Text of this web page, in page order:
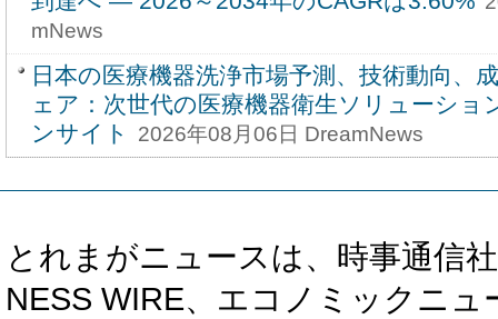
mNews
日本の医療機器洗浄市場予測、技術動向、
ェア：次世代の医療機器衛生ソリューショ
ンサイト
2026年08月06日 DreamNews
とれまがニュースは、時事通信
NESS WIRE、エコノミックニ